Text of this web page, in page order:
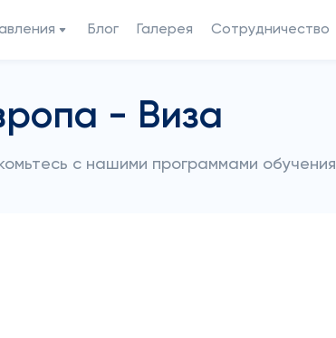
Блог Галерея Сотрудничество
- Виза
с нашими программами обучения